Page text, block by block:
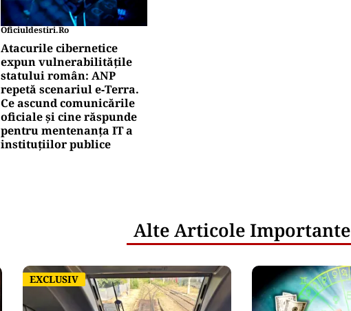
Oficiuldestiri.ro
Atacurile cibernetice
expun vulnerabilitățile
statului român: ANP
repetă scenariul e‑Terra.
Ce ascund comunicările
oficiale și cine răspunde
pentru mentenanța IT a
instituțiilor publice
Alte Articole Importante
EXCLUSIV
EXCLUSIV